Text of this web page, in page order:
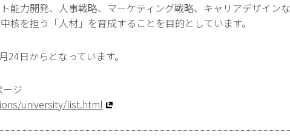
能力開発、人事戦略、マーケティング戦略、キャリアデザイン
核を担う「人材」を育成することを目的としています。
日からとなっています。
ジ
university/list.html